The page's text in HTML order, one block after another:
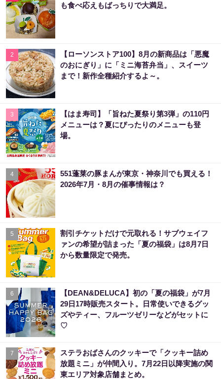
も食べ応えもばっちりで大満足。
2
【ローソンストア100】8月の新商品は「悪魔
のおにぎり」に「ミニ海苔弁当」、スイーツ
まで！新作全種紹介するよ～。
3
【はま寿司】「旨ねた夏祭り第3弾」の110円
メニューは？夏にぴったりのメニューも登
場。
4
551蓬莱の豚まんが東京・神奈川でも買える！
2026年7月・8月の催事情報は？
5
割引チケットだけで元取れる！サブウェイフ
ァンの希望が詰まった「夏の福袋」は8月7日
から数量限定で発売。
6
【DEAN&DELUCA】初の「夏の福袋」が7月
29日17時販売スタート。日常使いできるグッ
ズやティー、フルーツゼリーなどがセットに
♡
7
ステラおばさんのクッキーで「クッキー詰め
放題ミニ」が仲間入り。7月22日以降実施の関
東エリア対象店舗まとめ。